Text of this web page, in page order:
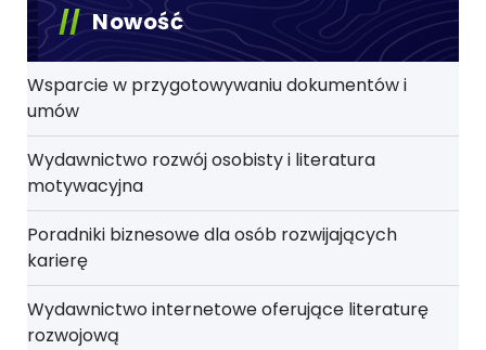
Nowość
Wsparcie w przygotowywaniu dokumentów i
umów
Wydawnictwo rozwój osobisty i literatura
motywacyjna
Poradniki biznesowe dla osób rozwijających
karierę
Wydawnictwo internetowe oferujące literaturę
rozwojową